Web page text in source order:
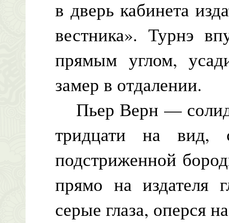
в дверь кабинета
вестника». Турнэ
прямым углом,
замер в отдалении.
Пьер Верн —
тридцати на вид,
подстриженной
прямо на издателя
серые глаза, оперся